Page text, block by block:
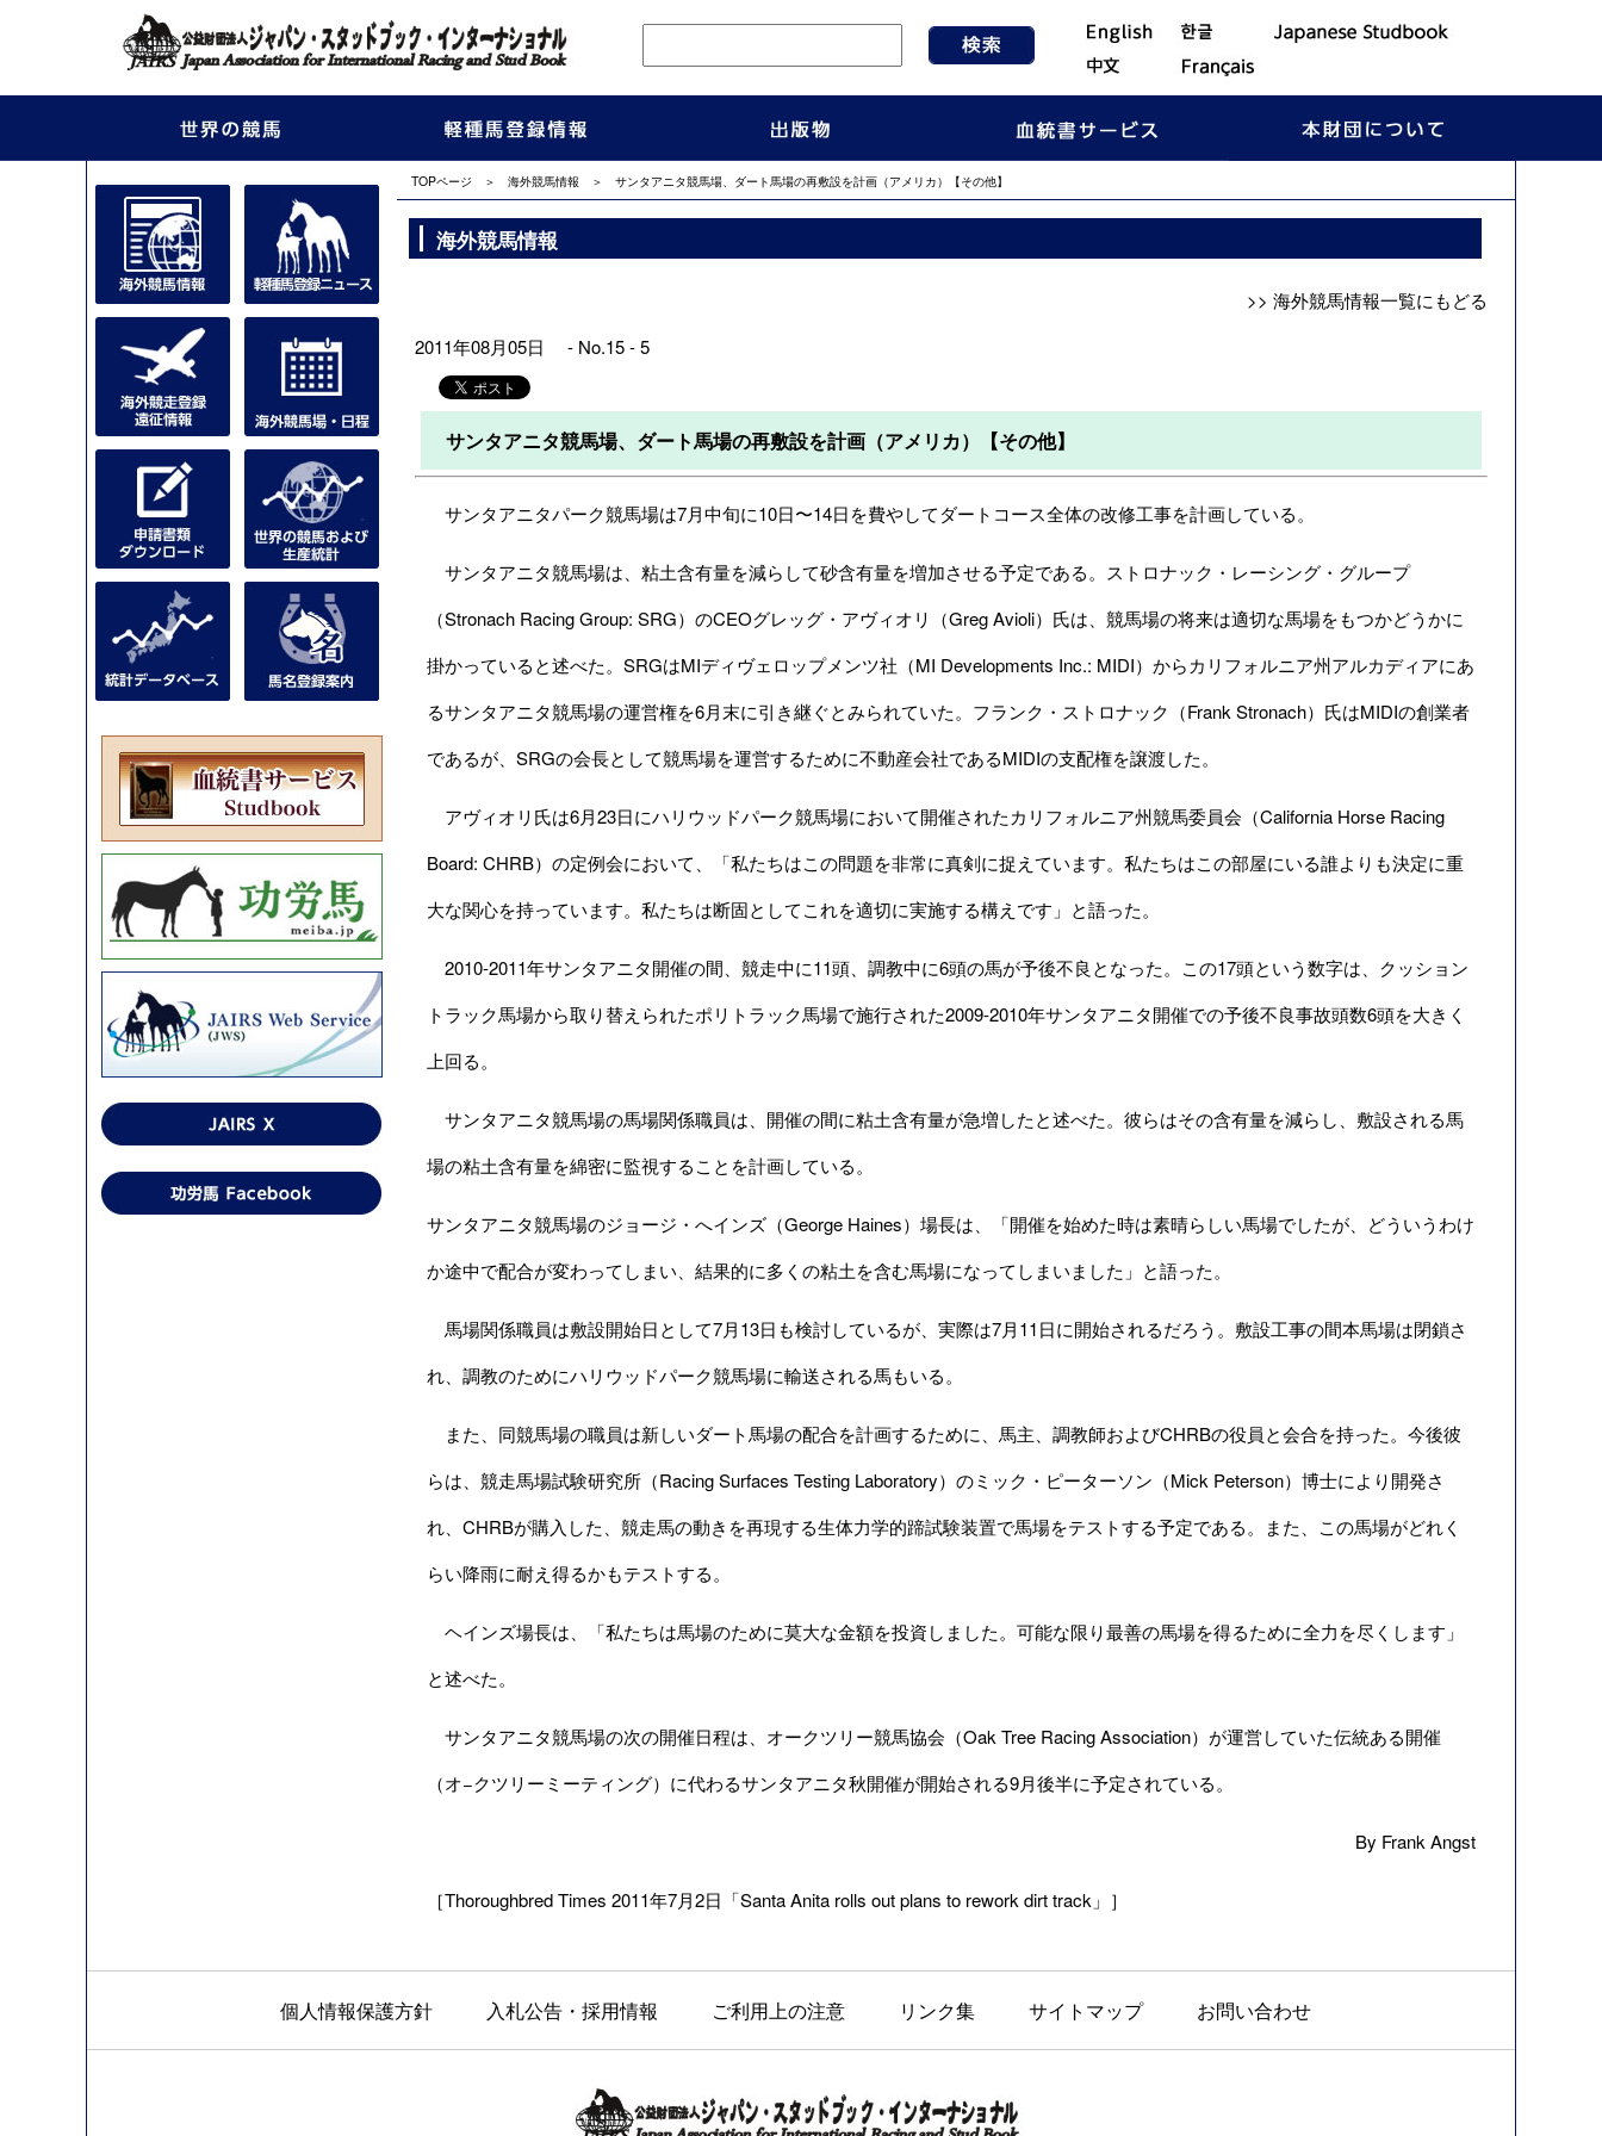
TOPページ ＞ 海外競馬情報 ＞ サンタアニタ競馬場、ダート馬場の再敷設を計画（アメリカ）【その他】
海外競馬情報
>> 海外競馬情報一覧にもどる
2011年08月05日 - No.15 - 5
サンタアニタ競馬場、ダート馬場の再敷設を計画（アメリカ）【その他】
サンタアニタパーク競馬場は7月中旬に10日〜14日を費やしてダートコース全体の改修工事を計画している。
サンタアニタ競馬場は、粘土含有量を減らして砂含有量を増加させる予定である。ストロナック・レーシング・グループ
（Stronach Racing Group: SRG）のCEOグレッグ・アヴィオリ（Greg Avioli）氏は、競馬場の将来は適切な馬場をもつかどうかに
掛かっていると述べた。SRGはMIディヴェロップメンツ社（MI Developments Inc.: MIDI）からカリフォルニア州アルカディアにあ
るサンタアニタ競馬場の運営権を6月末に引き継ぐとみられていた。フランク・ストロナック（Frank Stronach）氏はMIDIの創業者
であるが、SRGの会長として競馬場を運営するために不動産会社であるMIDIの支配権を譲渡した。
アヴィオリ氏は6月23日にハリウッドパーク競馬場において開催されたカリフォルニア州競馬委員会（California Horse Racing
Board: CHRB）の定例会において、「私たちはこの問題を非常に真剣に捉えています。私たちはこの部屋にいる誰よりも決定に重
大な関心を持っています。私たちは断固としてこれを適切に実施する構えです」と語った。
2010-2011年サンタアニタ開催の間、競走中に11頭、調教中に6頭の馬が予後不良となった。この17頭という数字は、クッション
トラック馬場から取り替えられたポリトラック馬場で施行された2009-2010年サンタアニタ開催での予後不良事故頭数6頭を大きく
上回る。
サンタアニタ競馬場の馬場関係職員は、開催の間に粘土含有量が急増したと述べた。彼らはその含有量を減らし、敷設される馬
場の粘土含有量を綿密に監視することを計画している。
サンタアニタ競馬場のジョージ・へインズ（George Haines）場長は、「開催を始めた時は素晴らしい馬場でしたが、どういうわけ
か途中で配合が変わってしまい、結果的に多くの粘土を含む馬場になってしまいました」と語った。
馬場関係職員は敷設開始日として7月13日も検討しているが、実際は7月11日に開始されるだろう。敷設工事の間本馬場は閉鎖さ
れ、調教のためにハリウッドパーク競馬場に輸送される馬もいる。
また、同競馬場の職員は新しいダート馬場の配合を計画するために、馬主、調教師およびCHRBの役員と会合を持った。今後彼
らは、競走馬場試験研究所（Racing Surfaces Testing Laboratory）のミック・ピーターソン（Mick Peterson）博士により開発さ
れ、CHRBが購入した、競走馬の動きを再現する生体力学的蹄試験装置で馬場をテストする予定である。また、この馬場がどれく
らい降雨に耐え得るかもテストする。
ヘインズ場長は、「私たちは馬場のために莫大な金額を投資しました。可能な限り最善の馬場を得るために全力を尽くします」
と述べた。
サンタアニタ競馬場の次の開催日程は、オークツリー競馬協会（Oak Tree Racing Association）が運営していた伝統ある開催
（オ−クツリーミーティング）に代わるサンタアニタ秋開催が開始される9月後半に予定されている。
By Frank Angst
［Thoroughbred Times 2011年7月2日「Santa Anita rolls out plans to rework dirt track」］
個人情報保護方針 入札公告・採用情報 ご利用上の注意 リンク集 サイトマップ お問い合わせ